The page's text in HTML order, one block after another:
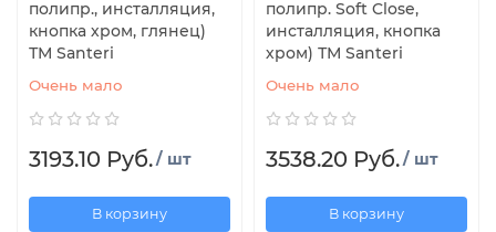
полипр., инсталляция,
кнопка хром, глянец)
ТМ Santeri
Очень мало
3193.10 Руб./ шт
В корзину
полипр. Soft Close,
инсталляция, кнопка
хром) ТМ Santeri
Очень мало
3538.20 Руб./ шт
В корзину